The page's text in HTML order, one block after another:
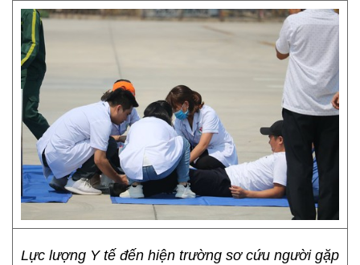
Lực lượng Y tế đến hiện trường sơ cứu người gặp